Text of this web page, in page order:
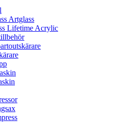
Artglass
Lifetime Acrylic